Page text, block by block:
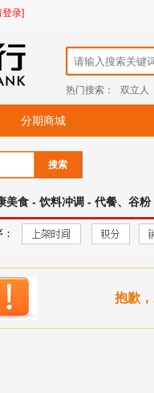
登录]
热门搜索： 双立人
分期商城
搜索
美食 - 饮料冲调 - 代餐、谷粉
抱歉